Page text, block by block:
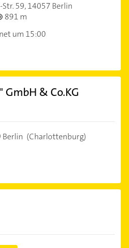
59,14057 Berlin
891 m
um 15:00
& Co.KG
Berlin (Charlottenburg)